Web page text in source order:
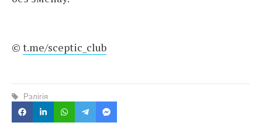
© t.me/sceptic_club
Рэлігія